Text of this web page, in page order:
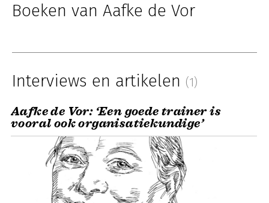
Boeken van Aafke de Vor
Interviews en artikelen (1)
Aafke de Vor: ‘Een goede trainer is
vooral ook organisatiekundige’